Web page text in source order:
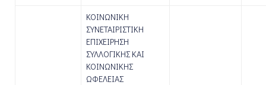
ΚΟΙΝΩΝΙΚΗ
ΣΥΝΕΤΑΙΡΙΣΤΙΚΗ
ΕΠΙΧΕΙΡΗΣΗ
ΣΥΛΛΟΓΙΚΗΣ ΚΑΙ
ΚΟΙΝΩΝΙΚΗΣ
ΩΦΕΛΕΙΑΣ